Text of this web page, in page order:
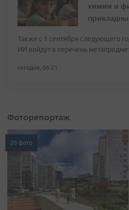
химии и
Также с 1 сентября следующего
ИИ войдут в перечень
сегодня, 06:21
Фоторепортаж
20 фото